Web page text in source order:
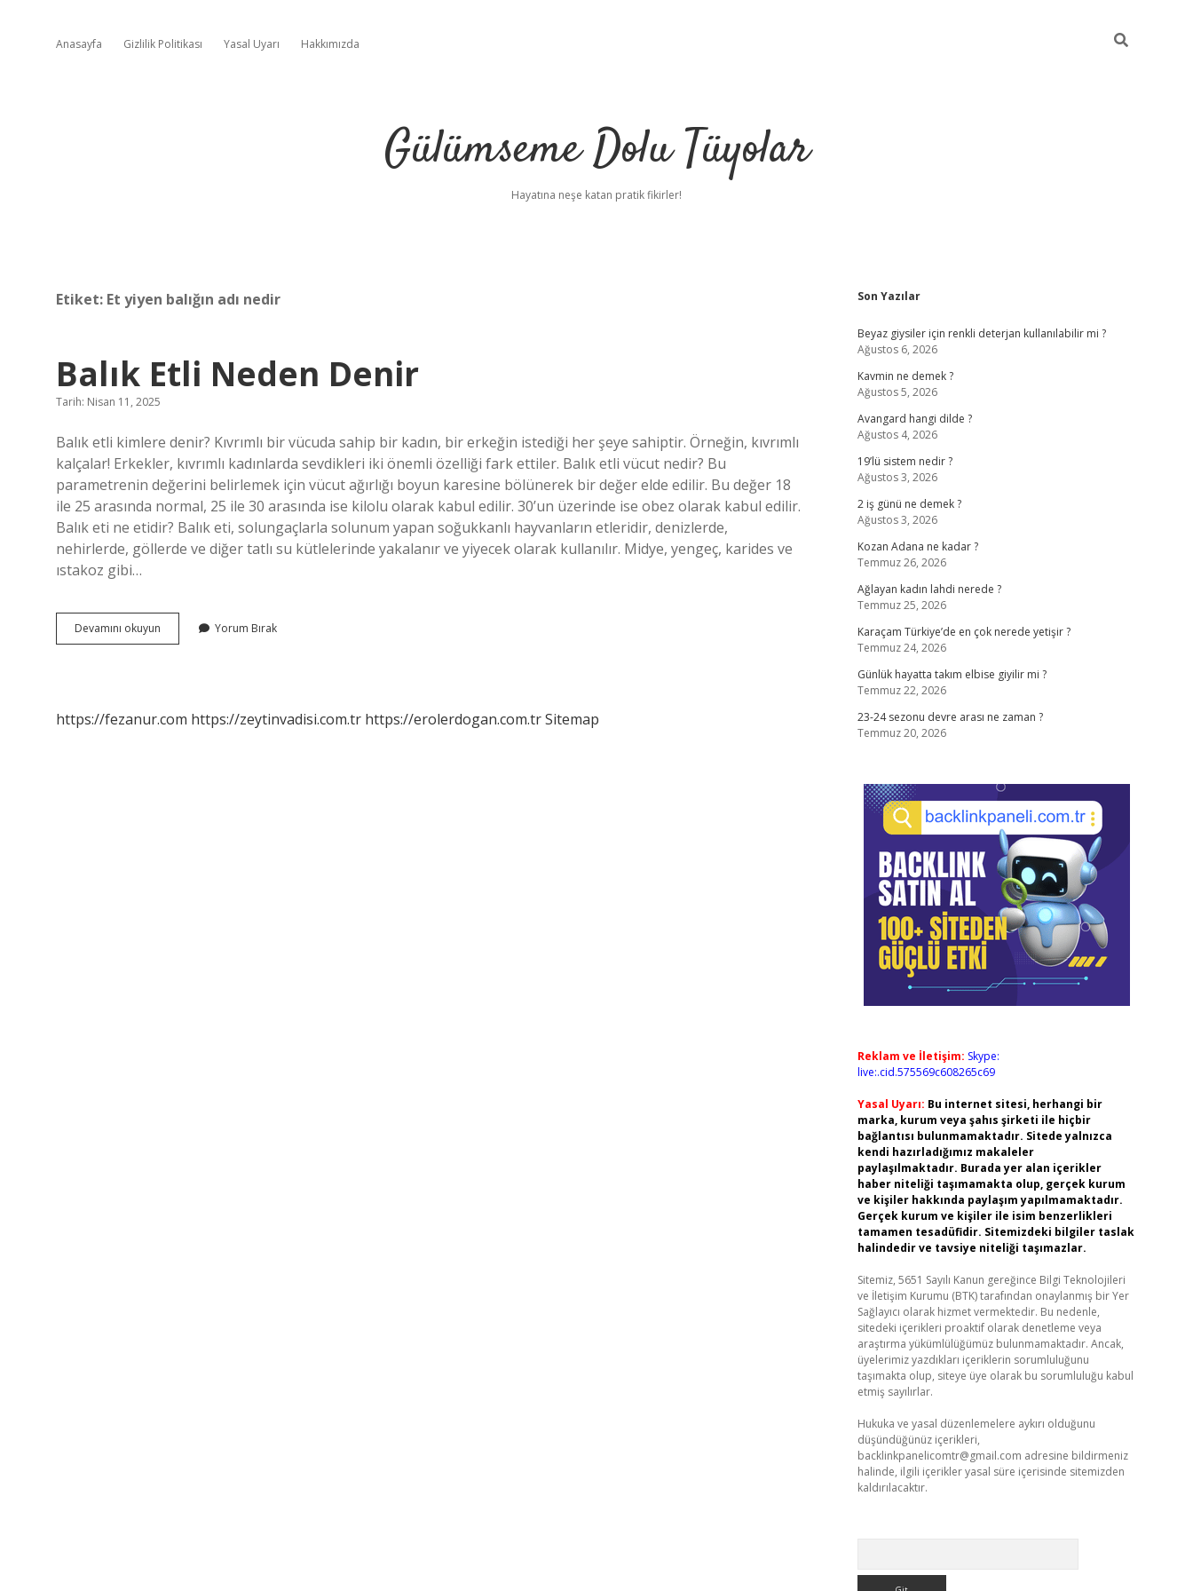
Anasayfa Gizlilik Politikası Yasal Uyarı Hakkımızda
Gülümseme Dolu Tüyolar
Hayatına neşe katan pratik fikirler!
Etiket: Et yiyen balığın adı nedir
Balık Etli Neden Denir
Tarih: Nisan 11, 2025
Balık etli kimlere denir? Kıvrımlı bir vücuda sahip bir kadın, bir erkeğin istediği her şeye sahiptir. Örneğin, kıvrımlı
kalçalar! Erkekler, kıvrımlı kadınlarda sevdikleri iki önemli özelliği fark ettiler. Balık etli vücut nedir? Bu
parametrenin değerini belirlemek için vücut ağırlığı boyun karesine bölünerek bir değer elde edilir. Bu değer 18
ile 25 arasında normal, 25 ile 30 arasında ise kilolu olarak kabul edilir. 30’un üzerinde ise obez olarak kabul edilir.
Balık eti ne etidir? Balık eti, solungaçlarla solunum yapan soğukkanlı hayvanların etleridir, denizlerde,
nehirlerde, göllerde ve diğer tatlı su kütlelerinde yakalanır ve yiyecek olarak kullanılır. Midye, yengeç, karides ve
ıstakoz gibi…
Devamını okuyun
Etli
Yorum Bırak
https://fezanur.com https://zeytinvadisi.com.tr https://erolerdogan.com.trSitemap
Sidebar
Son Yazılar
Beyaz giysiler için renkli deterjan kullanılabilir mi ?
Ağustos 6, 2026
Kavmin ne demek ?
Ağustos 5, 2026
Avangard hangi dilde ?
Ağustos 4, 2026
19’lü sistem nedir ?
Ağustos 3, 2026
2 iş günü ne demek ?
Ağustos 3, 2026
Kozan Adana ne kadar ?
Temmuz 26, 2026
Ağlayan kadın lahdi nerede ?
Temmuz 25, 2026
Karaçam Türkiye’de en çok nerede yetişir ?
Temmuz 24, 2026
Günlük hayatta takım elbise giyilir mi ?
Temmuz 22, 2026
23-24 sezonu devre arası ne zaman ?
Temmuz 20, 2026
Reklam ve İletişim: Skype:
live:.cid.575569c608265c69
Yasal Uyarı: Bu internet sitesi, herhangi bir
marka, kurum veya şahıs şirketi ile hiçbir
bağlantısı bulunmamaktadır. Sitede yalnızca
kendi hazırladığımız makaleler
paylaşılmaktadır. Burada yer alan içerikler
haber niteliği taşımamakta olup, gerçek kurum
ve kişiler hakkında paylaşım yapılmamaktadır.
Gerçek kurum ve kişiler ile isim benzerlikleri
tamamen tesadüfidir. Sitemizdeki bilgiler taslak
halindedir ve tavsiye niteliği taşımazlar.
Sitemiz, 5651 Sayılı Kanun gereğince Bilgi Teknolojileri
ve İletişim Kurumu (BTK) tarafından onaylanmış bir Yer
Sağlayıcı olarak hizmet vermektedir. Bu nedenle,
sitedeki içerikleri proaktif olarak denetleme veya
araştırma yükümlülüğümüz bulunmamaktadır. Ancak,
üyelerimiz yazdıkları içeriklerin sorumluluğunu
taşımakta olup, siteye üye olarak bu sorumluluğu kabul
etmiş sayılırlar.
Hukuka ve yasal düzenlemelere aykırı olduğunu
düşündüğünüz içerikleri,
backlinkpanelicomtr@gmail.com adresine bildirmeniz
halinde, ilgili içerikler yasal süre içerisinde sitemizden
kaldırılacaktır.
ilbet yeni giriş